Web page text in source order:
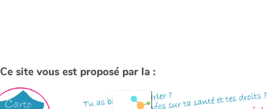
Ce site vous est proposé par la :